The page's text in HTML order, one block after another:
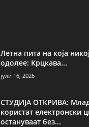
Летна пита на која
одолее: Крцкава...
јули 16, 2026
СТУДИЈА ОТКРИВА:
користат електронски
остануваат без...